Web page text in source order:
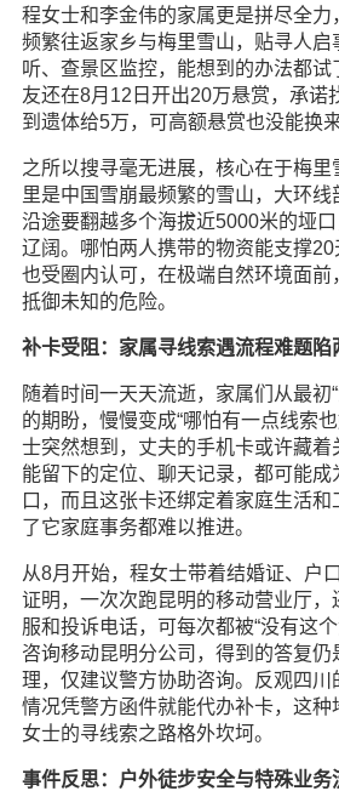
程女士和李金伟的家属更是拼尽全力
频繁往返家乡与梅里雪山，贴寻人启
听、查景区监控，能想到的办法都
友还在8月12日开出20万悬赏，承诺
到遗体给5万，可高额悬赏也没能换
之所以搜寻毫无进展，核心在于梅
里是中国雪崩最频繁的雪山，大环线
沿途要翻越多个海拔近5000米的垭
辽阔。哪怕两人携带的物资能支撑
也受圈内认可，在极端自然环境面前
抵御未知的危险。
补卡受阻：家属寻线索遇流程难题陷
随着时间一天天流逝，家属们从最初
的期盼，慢慢变成“哪怕有一点线索
士突然想到，丈夫的手机卡或许藏着
能留下的定位、聊天记录，都可能成
口，而且这张卡还绑定着家庭生活
了它家庭事务都难以推进。
从8月开始，程女士带着结婚证、户
证明，一次次跑昆明的移动营业厅
服和投诉电话，可每次都被“没有这
咨询移动昆明分公司，得到的答复仍
理，仅建议警方协助咨询。反观四川
情况凭警方函件就能代办补卡，这种
女士的寻线索之路格外坎坷。
事件反思：户外徒步安全与特殊业务